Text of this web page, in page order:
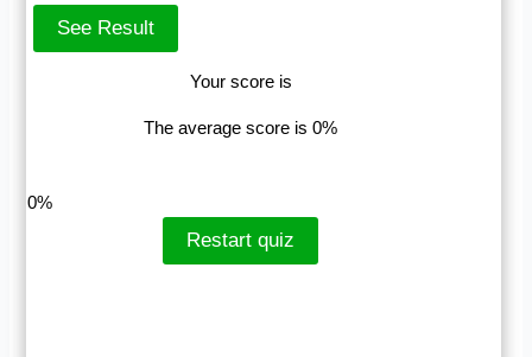
Your score is
The average score is 0%
0%
Restart quiz